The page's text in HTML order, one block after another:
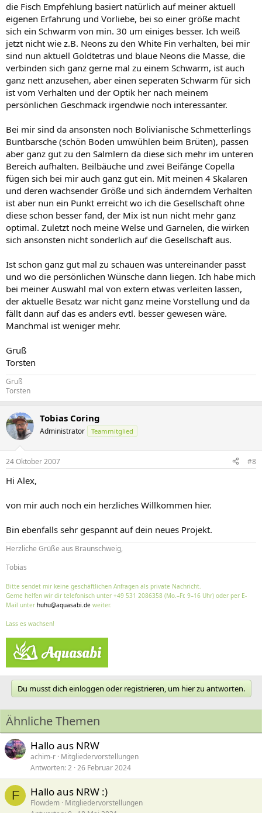
die Fisch Empfehlung basiert natürlich auf meiner aktuell
eigenen Erfahrung und Vorliebe, bei so einer größe macht
sich ein Schwarm von min. 30 um einiges besser. Ich weiß
jetzt nicht wie z.B. Neons zu den White Fin verhalten, bei mir
sind nun aktuell Goldtetras und blaue Neons die Masse, die
verbinden sich ganz gerne mal zu einem Schwarm, ist auch
ganz nett anzusehen, aber einen seperaten Schwarm für sich
ist vom Verhalten und der Optik her nach meinem
persönlichen Geschmack irgendwie noch interessanter.
Bei mir sind da ansonsten noch Bolivianische Schmetterlings
Buntbarsche (schön Boden umwühlen beim Brüten), passen
aber ganz gut zu den Salmlern da diese sich mehr im unteren
Bereich aufhalten. Beilbäuche und zwei Beifänge Copella
fügen sich bei mir auch ganz gut ein. Mit meinen 4 Skalaren
und deren wachsender Größe und sich änderndem Verhalten
ist aber nun ein Punkt erreicht wo ich die Gesellschaft ohne
diese schon besser fand, der Mix ist nun nicht mehr ganz
optimal. Zuletzt noch meine Welse und Garnelen, die wirken
sich ansonsten nicht sonderlich auf die Gesellschaft aus.
Ist schon ganz gut mal zu schauen was untereinander passt
und wo die persönlichen Wünsche dann liegen. Ich habe mich
bei meiner Auswahl mal von extern etwas verleiten lassen,
der aktuelle Besatz war nicht ganz meine Vorstellung und da
fällt dann auf das es anders evtl. besser gewesen wäre.
Manchmal ist weniger mehr.
Gruß
Torsten
Gruß
Torsten
Tobias Coring
Administrator Teammitglied
24 Oktober 2007 #8
Hi Alex,
von mir auch noch ein herzliches Willkommen hier.
Bin ebenfalls sehr gespannt auf dein neues Projekt.
Herzliche Grüße aus Braunschweig,
Tobias
Bitte sendet mir keine geschäftlichen Anfragen als private Nachricht.
Gerne helfen wir dir telefonisch unter +49 531 2086358 (Mo.–Fr. 9–16 Uhr) oder per E-
Mail unter huhu@aquasabi.de weiter.
Lass es wachsen!
Du musst dich einloggen oder registrieren, um hier zu antworten.
Ähnliche Themen
Hallo aus NRW
achim-r Mitgliedervorstellungen
Antworten 2 26 Februar 2024
F Hallo aus NRW :)
Flowdem Mitgliedervorstellungen